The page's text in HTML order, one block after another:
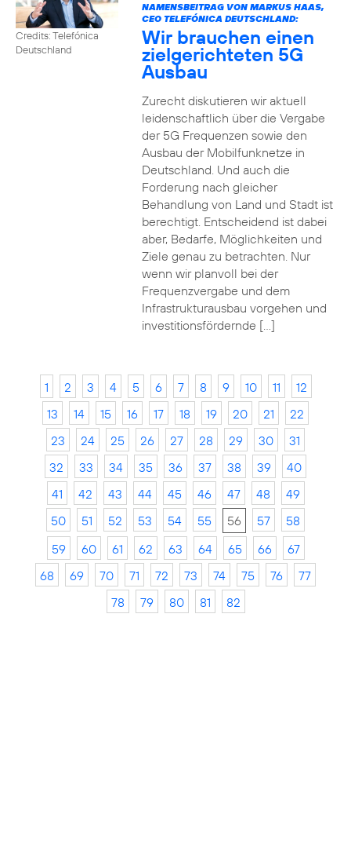
Credits: Telefónica
Deutschland
NAMENSBEITRAG VON MARKUS HAAS,
CEO TELEFÓNICA DEUTSCHLAND:
Wir brauchen einen
zielgerichteten 5G
Ausbau
Zurecht diskutieren wir aktuell
leidenschaftlich über die Vergabe
der 5G Frequenzen sowie den
Ausbau der Mobilfunknetze in
Deutschland. Und auch die
Forderung nach gleicher
Behandlung von Land und Stadt ist
berechtigt. Entscheidend ist dabei
aber, Bedarfe, Möglichkeiten und
Ziele genau zu betrachten. Nur
wenn wir planvoll bei der
Frequenzvergabe und dem
Infrastrukturausbau vorgehen und
investitionsfördernde […]
1 2 3 4 5 6 7 8 9 10 11
12
13
14 15 16 17 18 19 20 21
22
23
24 25 26 27 28 29 30
31
32
33 34 35 36 37 38 39
40
41
42 43 44 45 46 47 48
49
50
51 52 53 54 55 56 57
58
59
60 61 62 63 64 65 66
67
68
69 70 71 72 73 74 75 76
77
78
79 80 81 82